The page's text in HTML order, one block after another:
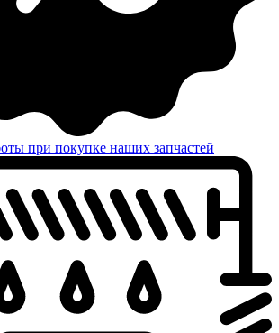
при покупке наших запчастей